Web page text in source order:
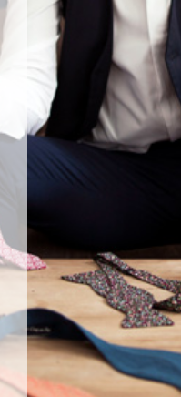
man
item
atten
C’est
un
plaisir
de
pouv
porte
noeu
gratu
item
ent
un
Je
reco
mma
nde
forte